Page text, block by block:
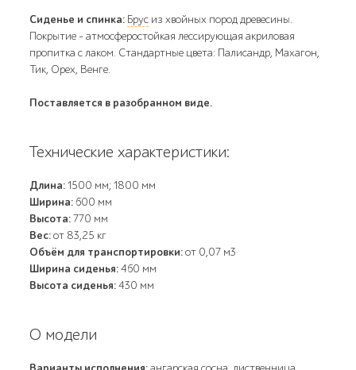
Сиденье и спинка: Брус из хвойных пород древесины.
Покрытие - атмосферостойкая лессирующая акриловая
пропитка с лаком. Стандартные цвета: Палисандр, Махагон,
Тик, Орех, Венге.
Поставляется в разобранном виде.
Технические характеристики:
Длина:1500 мм; 1800 мм
Ширина: 600 мм
Высота:770 мм
Вес:от 83,25 кг
Объём для транспортировки:от 0,07 м3
Ширина сиденья:460 мм
Высота сиденья:430 мм
О модели